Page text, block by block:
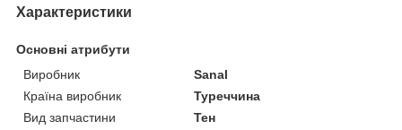
Характеристики
Основні атрибути
Виробник
Sanal
Країна виробник
Туреччина
Вид запчастини
Тен